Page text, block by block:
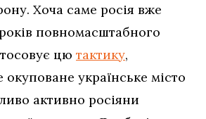
Хоча саме росія вже
повномасштабного
цю тактику,
українське місто
активно росіяни